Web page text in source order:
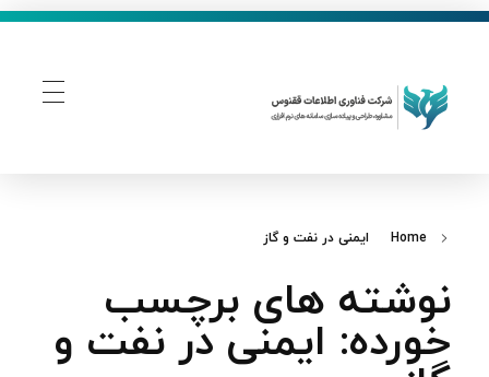
Home ایمنی در نفت و گاز
نوشته های برچسب
خورده: ایمنی در نفت و